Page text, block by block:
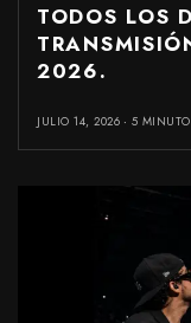
TODOS LOS
2026.
JULIO 14, 2026 5